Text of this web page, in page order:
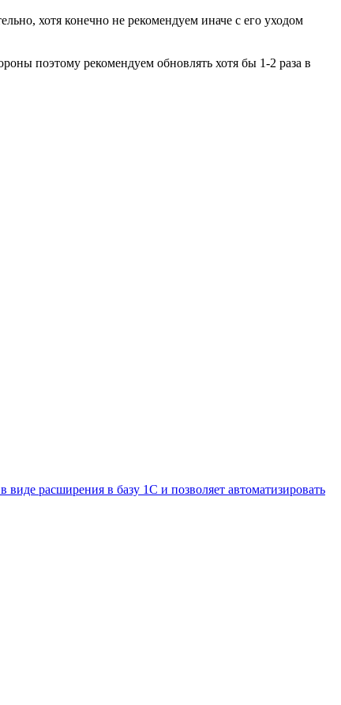
хотя конечно не рекомендуем иначе с его уходом
поэтому рекомендуем обновлять хотя бы 1-2 раза в
расширения в базу 1С и позволяет автоматизировать